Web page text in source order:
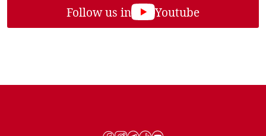
Follow us in Youtube